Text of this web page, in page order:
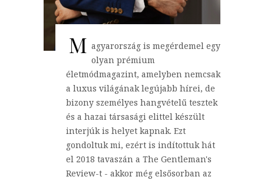
M agyarország is megérdemel egy
olyan prémium
életmódmagazint, amelyben nemcsak
a luxus világának legújabb hírei, de
bizony személyes hangvételű tesztek
és a hazai társasági elittel készült
interjúk is helyet kapnak. Ezt
gondoltuk mi, ezért is indítottuk hát
el 2018 tavaszán a The Gentleman's
Review-t - akkor még elsősorban az